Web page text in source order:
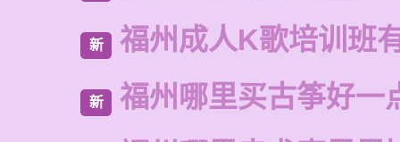
新 福州成人K歌培训班
新 福州哪里买古筝好一